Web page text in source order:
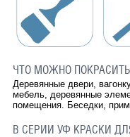
ЧТО МОЖНО
Деревянные двери,
мебель, деревянные
помещения. Беседки,
В СЕРИИ УФ КРАСКИ